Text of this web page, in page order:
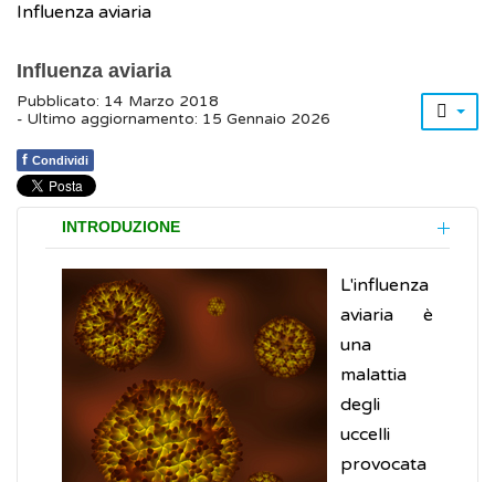
Influenza aviaria
Influenza aviaria
Pubblicato: 14 Marzo 2018
- Ultimo aggiornamento: 15 Gennaio 2026
f Condividi
INTRODUZIONE
L'influenza
aviaria è
una
malattia
degli
uccelli
provocata